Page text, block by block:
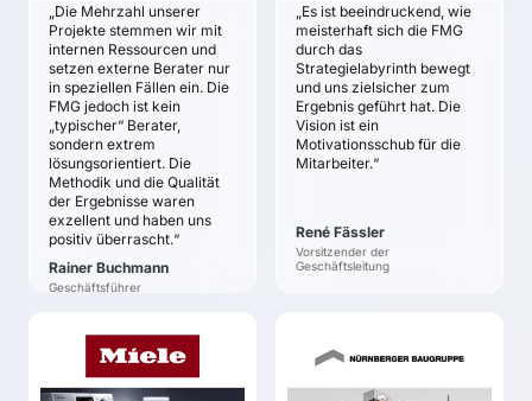
Unternehmens.
„Die Mehrzahl unserer
Projekte stemmen wir mit
internen Ressourcen und
setzen externe Berater nur
in speziellen Fällen ein. Die
FMG jedoch ist kein
„typischer“ Berater,
sondern extrem
lösungsorientiert. Die
Methodik und die Qualität
der Ergebnisse waren
exzellent und haben uns
positiv überrascht.“
Rainer Buchmann
Geschäftsführer
Zukunftsanalyse
validieren
Mit dieser
Zukunftsanalyse ein
solides Fundament für
strategische
Entscheidungen
schaffen
Ein gemeinsames
Verständnis von der
Zukunft schaffen
„Es ist beeindruckend, wie
meisterhaft sich die FMG
durch das
Strategielabyrinth bewegt
und uns zielsicher zum
Ergebnis geführt hat. Die
Vision ist ein
Motivationsschub für die
Mitarbeiter.“
René Fässler
Vorsitzender der
Geschäftsleitung
Geschäftsmodell der
Selmoni-Gruppe in der
Zukunft
Sicherheit und
Zuversicht darüber,
dass der richtige Weg
eingeschlagen ist
zur Umsetzung der
Strategie und im
Tagesgeschäft
MIELE & CIE. KG
Andreas Enslin
BAUGRUPPE
Rudolf Edelmann,